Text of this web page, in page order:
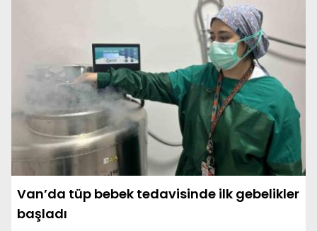
Van’da tüp bebek tedavisinde ilk gebelikler
başladı